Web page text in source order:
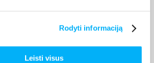
Rodyti informaciją
Leisti visus
Tiek kvepalai superiniai, tiek ir pardavėjas.